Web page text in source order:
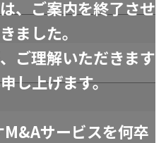
、ご案内を終了させ
ました。
ご理解いただきます
し上げます。
サービスを何卒